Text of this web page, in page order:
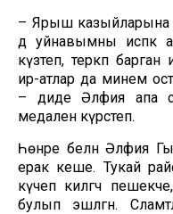
– Ярыш казыйларына
дә уйнавымны исәпкә
күзәтеп, теркәп
ир-атлар да минем
– диде Әлфия апа
медален күрсәтеп.
Һөнәре белән Әлфия
ерак кеше. Тукай
күчеп килгәч
булып эшләгән.